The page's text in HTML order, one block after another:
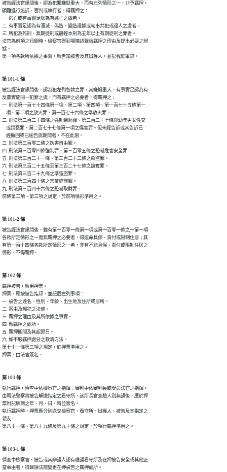
被告經法官訊問後，認為犯罪嫌疑重大，而有左列情形之一，非予羈押，
顯難進行追訴、審判或執行者，得羈押之︰
一  逃亡或有事實足認為有逃亡之虞者。
二  有事實足認為有湮滅、偽造、變造證據或勾串共犯或證人之虞者。
三  所犯為死刑、無期徒刑或最輕本刑為五年以上有期徒刑之罪者。
法官為前項之訊問時，檢察官得到場陳述聲請羈押之理由及提出必要之證
據。
第一項各款所依據之事實，應告知被告及其辯護人，並記載於筆錄。
第 101-1 條
被告經法官訊問後，認為犯左列各款之罪，其嫌疑重大，有事實足認為有
反覆實施同一犯罪之虞，而有羈押之必要者，得羈押之：
一  刑法第一百七十四條第一項、第二項、第四項、第一百七十五條第一
    項、第二項之放火罪、第一百七十六條之準放火罪。
二  刑法第二百二十四條之強制猥褻罪、第二百二十七條與幼年男女性交
    或猥褻罪、第二百七十七條第一項之傷害罪。但未經告訴或其告訴已
    經撤回或已逾告訴期間者，不在此限。
三  刑法第三百零二條之妨害自由罪。
四  刑法第三百零四條強制罪、第三百零五條之恐嚇危害安全罪。
五  刑法第三百二十一條、第三百二十二條之竊盜罪。
六  刑法第三百二十五條至第三百二十七條之搶奪罪。
七  刑法第三百二十九條之準強盜罪。
八  刑法第三百四十條之常業詐欺罪。
九  刑法第三百四十六條之恐嚇取財罪。
前條第二項、第三項之規定，於前項情形準用之。
第 101-2 條
被告經法官訊問後，雖有第一百零一條第一項或第一百零一條之一第一項
各款所定情形之一而無羈押之必要者，得逕命具保、責付或限制住居；其
有第一百十四條各款所定情形之一者，非有不能具保、責付或限制住居之
情形，不得羈押。
第 102 條
羈押被告，應用押票。
押票，應按被告指印，並記載左列事項︰
一  被告之姓名、性別、年齡、出生地及住所或居所。
二  案由及觸犯之法條。
三  羈押之理由及其所依據之事實。
四  應羈押之處所。
五  羈押期間及其起算日。
六  如不服羈押處分之救濟方法。
第七十一條第三項之規定，於押票準用之。
押票，由法官簽名。
第 103 條
執行羈押，偵查中依檢察官之指揮；審判中依審判長或受命法官之指揮，
由司法警察將被告解送指定之看守所，該所長官查驗人別無誤後，應於押
票附記解到之年、月、日、時並簽名。
執行羈押時，押票應分別送交檢察官、看守所、辯護人、被告及其指定之
親友。
第八十一條、第八十九條及第九十條之規定，於執行羈押準用之。
第 103-1 條
偵查中檢察官、被告或其辯護人認有維護看守所及在押被告安全或其他正
當事由者，得聲請法院變更在押被告之羈押處所。